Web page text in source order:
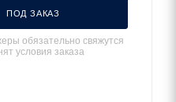
ПОД ЗАКАЗ
обязательно свяжутся
условия заказа